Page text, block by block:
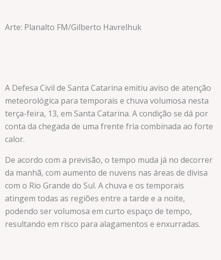
Arte: Planalto FM/Gilberto Havrelhuk
A Defesa Civil de Santa Catarina emitiu aviso de atenção
meteorológica para temporais e chuva volumosa nesta
terça-feira, 13, em Santa Catarina. A condição se dá por
conta da chegada de uma frente fria combinada ao forte
calor.
De acordo com a previsão, o tempo muda já no decorrer
da manhã, com aumento de nuvens nas áreas de divisa
com o Rio Grande do Sul. A chuva e os temporais
atingem todas as regiões entre a tarde e a noite,
podendo ser volumosa em curto espaço de tempo,
resultando em risco para alagamentos e enxurradas.